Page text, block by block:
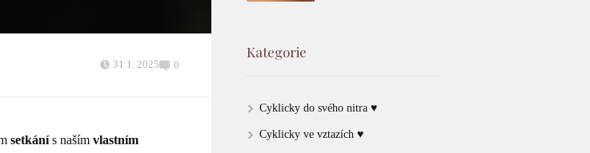
31.1. 2025 0
setkánís naším vlastním
Kategorie
Cyklicky do svého nitra ♥
Cyklicky ve vztazích ♥